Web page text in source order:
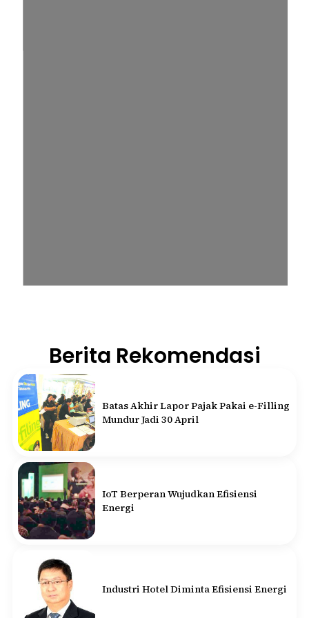
Berita Rekomendasi
Batas Akhir Lapor Pajak Pakai e-Filling
Mundur Jadi 30 April
IoT Berperan Wujudkan Efisiensi
Energi
Industri Hotel Diminta Efisiensi Energi